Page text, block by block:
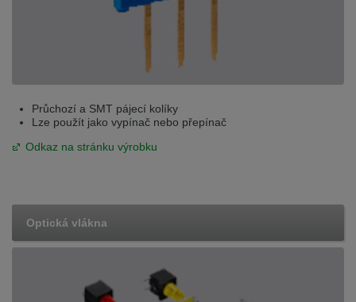
Průchozí a SMT pájecí kolíky
Lze použít jako vypínač nebo přepínač
Odkaz na stránku výrobku
Optická vlákna